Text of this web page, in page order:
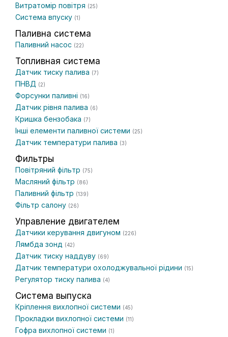
Витратомір повітря (25)
Система впуску (1)
Паливна система
Паливний насос (22)
Топливная система
Датчик тиску палива (7)
ПНВД (2)
Форсунки паливні (16)
Датчик рівня палива (6)
Кришка бензобака (7)
Інші елементи паливної системи (25)
Датчик температури палива (3)
Фильтры
Повітряний фільтр (75)
Масляний фільтр (86)
Паливний фільтр (139)
Фільтр салону (26)
Управление двигателем
Датчики керування двигуном (226)
Лямбда зонд (42)
Датчик тиску наддуву (69)
Датчик температури охолоджувальної рідини (15)
Регулятор тиску палива (4)
Система выпуска
Кріплення вихлопної системи (45)
Прокладки вихлопної системи (11)
Гофра вихлопної системи (1)